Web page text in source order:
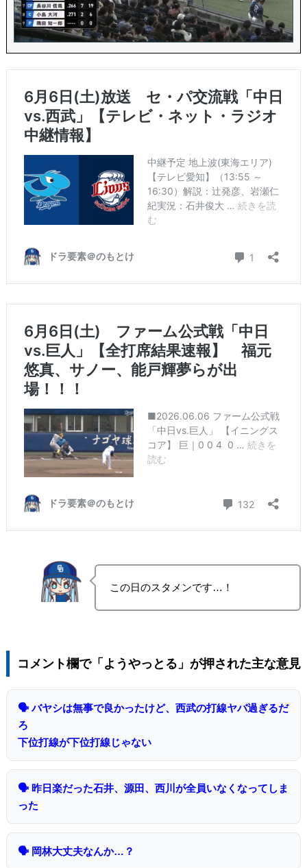
この日のスタメンです…！
コメント欄で「ようやっとる」が押された主な意見
🗣 バヤシは無事で良かったけど、西武の打線ヤバ過ぎるだ
ろ
下位打線が下位打線じゃない
🗣 昨日楽だった石井、源田、西川が全員いなくなってしま
った
🗣 岡林大丈夫なんか…？